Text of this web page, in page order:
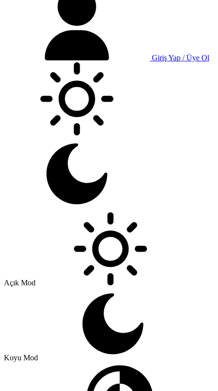
Giriş Yap / Üye Ol
Açık Mod
Koyu Mod